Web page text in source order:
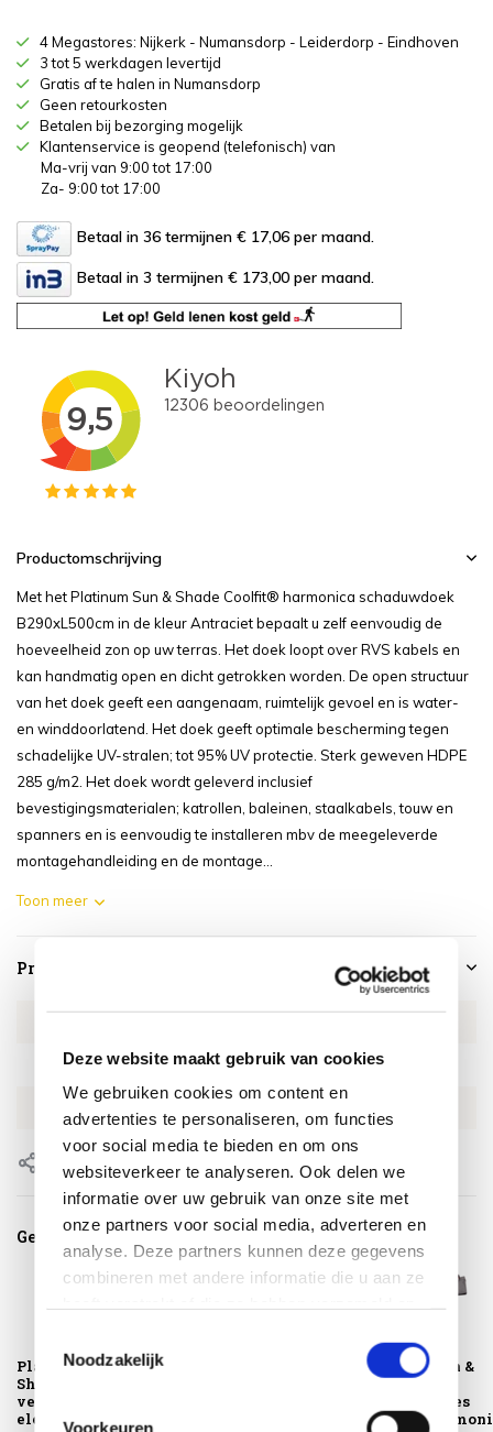
Deze website maakt gebruik van cookies
We gebruiken cookies om content en
advertenties te personaliseren, om functies
voor social media te bieden en om ons
websiteverkeer te analyseren. Ook delen we
informatie over uw gebruik van onze site met
onze partners voor social media, adverteren en
analyse. Deze partners kunnen deze gegevens
combineren met andere informatie die u aan ze
Noodzakelijk
Voorkeuren
4 Megastores: Nijkerk - Numansdorp - Leiderdorp - Eindhoven
3 tot 5 werkdagen levertijd
Gratis af te halen in Numansdorp
Geen retourkosten
Betalen bij bezorging mogelijk
Klantenservice is geopend (telefonisch) van
Ma-vrij van 9:00 tot 17:00
Za- 9:00 tot 17:00
Betaal in 36 termijnen € 17,06 per maand.
Betaal in 3 termijnen € 173,00 per maand.
Productomschrijving
Met het Platinum Sun & Shade Coolfit® harmonica schaduwdoek
B290xL500cm in de kleur Antraciet bepaalt u zelf eenvoudig de
hoeveelheid zon op uw terras. Het doek loopt over RVS kabels en
kan handmatig open en dicht getrokken worden. De open structuur
van het doek geeft een aangenaam, ruimtelijk gevoel en is water-
en winddoorlatend. Het doek geeft optimale bescherming tegen
schadelijke UV-stralen; tot 95% UV protectie. Sterk geweven HDPE
285 g/m2. Het doek wordt geleverd inclusief
bevestigingsmaterialen; katrollen, baleinen, staalkabels, touw en
spanners en is eenvoudig te installeren mbv de meegeleverde
montagehandleiding en de montage...
Toon meer
Productspecificaties
SKU 1405
Gerelateerde producten
Platinum Sun &
Shade pergola kit
verlenging
elemen...
Platinum Sun &
Shade
beschermhoes
voor een